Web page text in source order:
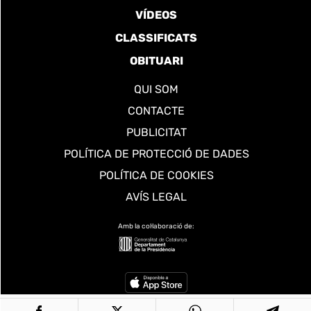
VÍDEOS
CLASSIFICATS
OBITUARI
QUI SOM
CONTACTE
PUBLICITAT
POLÍTICA DE PROTECCIÓ DE DADES
POLÍTICA DE COOKIES
AVÍS LEGAL
Amb la col·laboració de: